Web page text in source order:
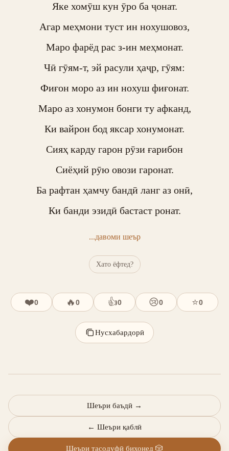
Яке хомӯш кун ӯро ба ҷонат.
Агар меҳмони туст ин нохушовоз,
Маро фарёд рас з-ин меҳмонат.
Чӣ гӯям-т, эй расули ҳаҷр, гӯям:
Фиғон моро аз ин нохуш фиғонат.
Маро аз хонумон бонги ту афканд,
Ки вайрон бод яксар хонумонат.
Сияҳ карду гарон рӯзи ғарибон
Сиёҳий рӯю овози гаронат.
Ба рафтан ҳамчу бандӣ ланг аз онӣ,
Ки банди эзидӣ бастаст ронат.
...давоми шеър
Хато ёфтед?
❤️0 🔥0 👍0 😢0 ⭐0
Нусхабардорӣ
← Шеъри қаблӣ
Шеъри баъдӣ →
Шеъри тасодуфӣ бихонед 🎲